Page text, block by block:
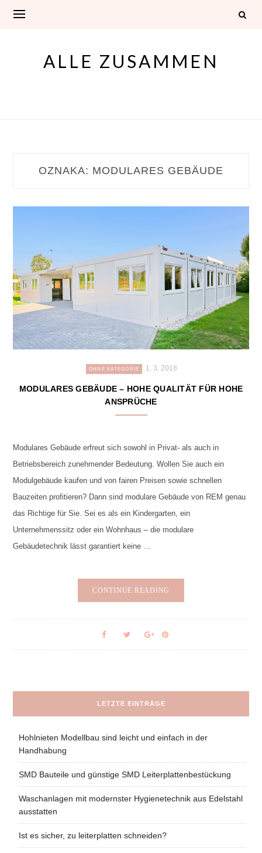
ALLE ZUSAMMEN
OZNAKA: MODULARES GEBÄUDE
OHNE KATEGORIE 1. 3. 2018
MODULARES GEBÄUDE – HOHE QUALITÄT FÜR HOHE
ANSPRÜCHE
Modulares Gebäude erfreut sich sowohl in Privat- als auch in
Betriebsbereich zunehmender Bedeutung. Wollen Sie auch ein
Modulgebäude kaufen und von fairen Preisen sowie schnellen
Bauzeiten profitieren? Dann sind modulare Gebäude von REM genau
das Richtige für Sie. Sei es als ein Kindergarten, ein
Unternehmenssitz oder ein Wohnhaus – die modulare
Gebäudetechnik lässt garantiert keine …
CONTINUE READING
LETZTE EINTRÄGE
Hohlnieten Modellbau sind leicht und einfach in der
Handhabung
SMD Bauteile und günstige SMD Leiterplattenbestückung
Waschanlagen mit modernster Hygienetechnik aus Edelstahl
ausstatten
Ist es sicher, zu leiterplatten schneiden?